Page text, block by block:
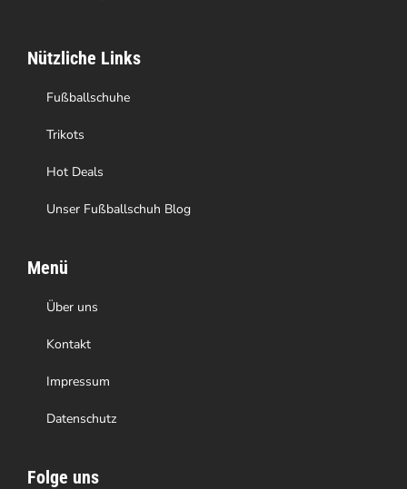
Nützliche Links
Fußballschuhe
Trikots
Hot Deals
Unser Fußballschuh Blog
Menü
Über uns
Kontakt
Impressum
Datenschutz
Folge uns